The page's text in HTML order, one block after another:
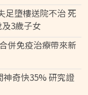
足墮樓送院不治 死
3歲子女
併免疫治療帶來新
奇快35% 研究證